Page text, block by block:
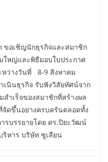
ขอเชิญนักธุรกิจและสมาชิก
ใหญ่และพิธีมอบใบประกาศ
หว่างวันที่ 8-9 สิงหาคม
เนินธุรกิจ รับฟังวิสัยทัศน์จาก
ำเร็จของสมาชิกที่สร้างผล
จัดขึ้นอย่างครบครันตลอดทั้ง
รบรรยายโดย ดร.ปิยะวัฒน์
ริหาร บริษัท ซูเลียน